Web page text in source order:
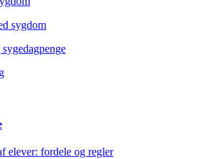
sygdom
elever: fordele og regler